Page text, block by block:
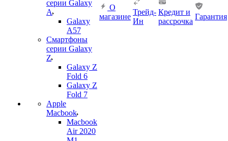
серии Galaxy
A
Galaxy
A57
Смартфоны
серии Galaxy
Z
Galaxy Z
Fold 6
Galaxy Z
Fold 7
Apple
Macbook
Macbook
Air 2020
О
магазине
Трейд-
Ин
Кредит и
рассрочка
Гарантия